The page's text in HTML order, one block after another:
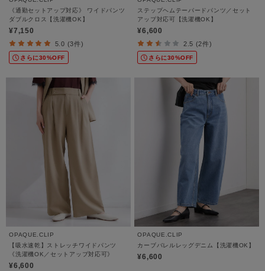
《通勤セットアップ対応》 ワイドパンツ
ダブルクロス【洗濯機OK】
¥7,150
5.0 (3件)
さらに30%OFF
ステップヘムテーパードパンツ／セット
アップ対応可【洗濯機OK】
¥6,600
2.5 (2件)
さらに30%OFF
OPAQUE.CLIP
【吸水速乾】ストレッチワイドパンツ
《洗濯機OK／セットアップ対応可》
¥6,600
OPAQUE.CLIP
カーブバレルレッグデニム【洗濯機OK】
¥6,600